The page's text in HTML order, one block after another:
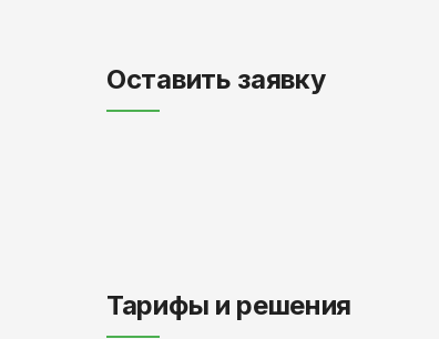
Оставить заявку
Тарифы и решения